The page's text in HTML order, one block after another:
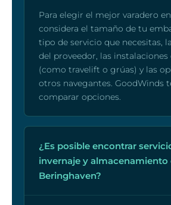
Para elegir el mejor varadero
considera el tamaño de tu
tipo de servicio que necesitas,
del proveedor, las instalaciones
(como travelift o grúas) y las
otros navegantes. GoodWinds
comparar opciones.
¿Es posible encontrar
invernaje y almacenamiento
Beringhaven?